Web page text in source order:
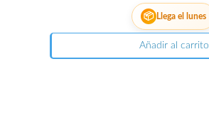
📦 Llega el lunes
Añadir al carrito